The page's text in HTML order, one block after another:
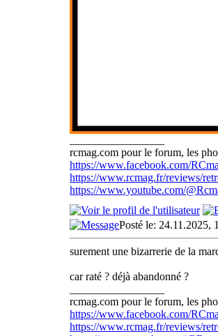
rcmag.com pour le forum, les
https://www.facebook.com/
https://www.rcmag.fr/reviews/
https://www.youtube.com/
Posté le: 24.11.2025,
surement une bizarrerie de la
car raté ? déjà abandonné ?
rcmag.com pour le forum, les
https://www.facebook.com/
https://www.rcmag.fr/reviews/